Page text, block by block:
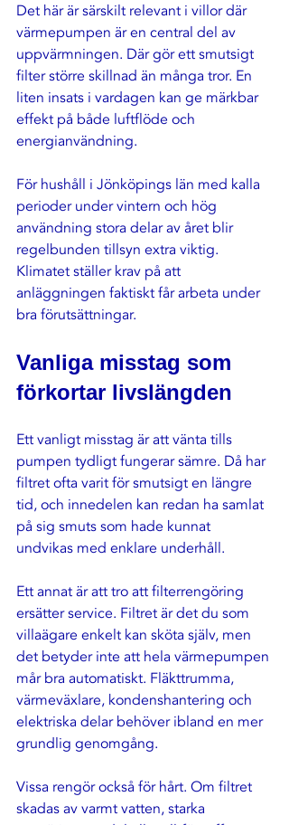
Det här är särskilt relevant i villor där
värmepumpen är en central del av
uppvärmningen. Där gör ett smutsigt
filter större skillnad än många tror. En
liten insats i vardagen kan ge märkbar
effekt på både luftflöde och
energianvändning.
För hushåll i Jönköpings län med kalla
perioder under vintern och hög
användning stora delar av året blir
regelbunden tillsyn extra viktig.
Klimatet ställer krav på att
anläggningen faktiskt får arbeta under
bra förutsättningar.
Vanliga misstag som
förkortar livslängden
Ett vanligt misstag är att vänta tills
pumpen tydligt fungerar sämre. Då har
filtret ofta varit för smutsigt en längre
tid, och innedelen kan redan ha samlat
på sig smuts som hade kunnat
undvikas med enklare underhåll.
Ett annat är att tro att filterrengöring
ersätter service. Filtret är det du som
villaägare enkelt kan sköta själv, men
det betyder inte att hela värmepumpen
mår bra automatiskt. Fläkttrumma,
värmeväxlare, kondenshantering och
elektriska delar behöver ibland en mer
grundlig genomgång.
Vissa rengör också för hårt. Om filtret
skadas av varmt vatten, starka